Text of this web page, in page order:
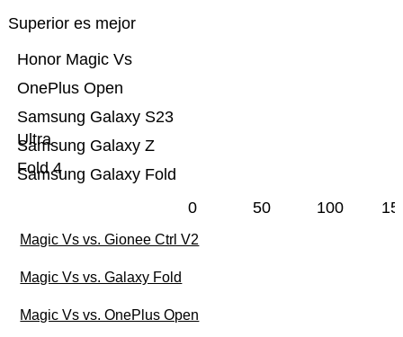
Superior es mejor
Samsung Galaxy Fold
Samsung Galaxy Z
Fold 4
Samsung Galaxy S23
Ultra
OnePlus Open
Honor Magic Vs
0 50 100
Magic Vs vs. Gionee Ctrl V2
Magic Vs vs. Galaxy Fold
Magic Vs vs. OnePlus Open